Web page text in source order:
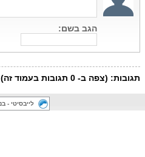
לייבסיטי -